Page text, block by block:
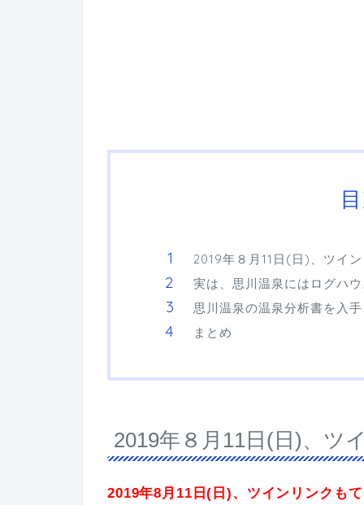
2019年８月11日(日)、ツイ
実は、思川温泉にはログハ
思川温泉の温泉分析書を入
まとめ
2019年８月11日(日)、ツ
2019年8月11日(日)、ツインリンクも